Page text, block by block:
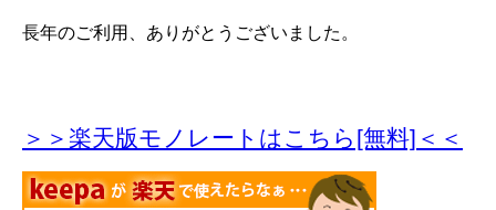
長年のご利用、ありがとうございました。
＞＞楽天版モノレートはこちら[無料]＜＜